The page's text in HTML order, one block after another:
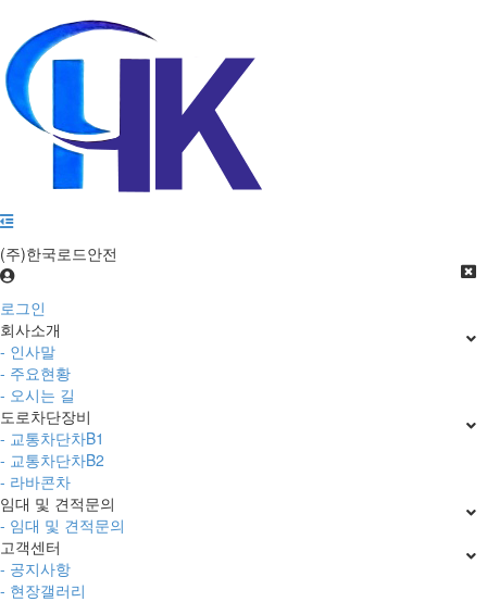
(주)한국로드안전
로그인
회사소개
- 인사말
- 주요현황
- 오시는 길
도로차단장비
- 교통차단차B1
- 교통차단차B2
- 라바콘차
임대 및 견적문의
- 임대 및 견적문의
고객센터
- 공지사항
- 현장갤러리